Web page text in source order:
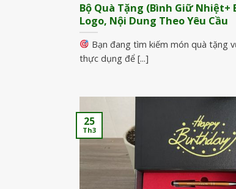
Bộ Quà Tặng (Bình Giữ Nhiệt+
Logo, Nội Dung Theo Yêu Cầu
Bạn đang tìm kiếm món quà tặng
thực dụng để [...]
25
Th3